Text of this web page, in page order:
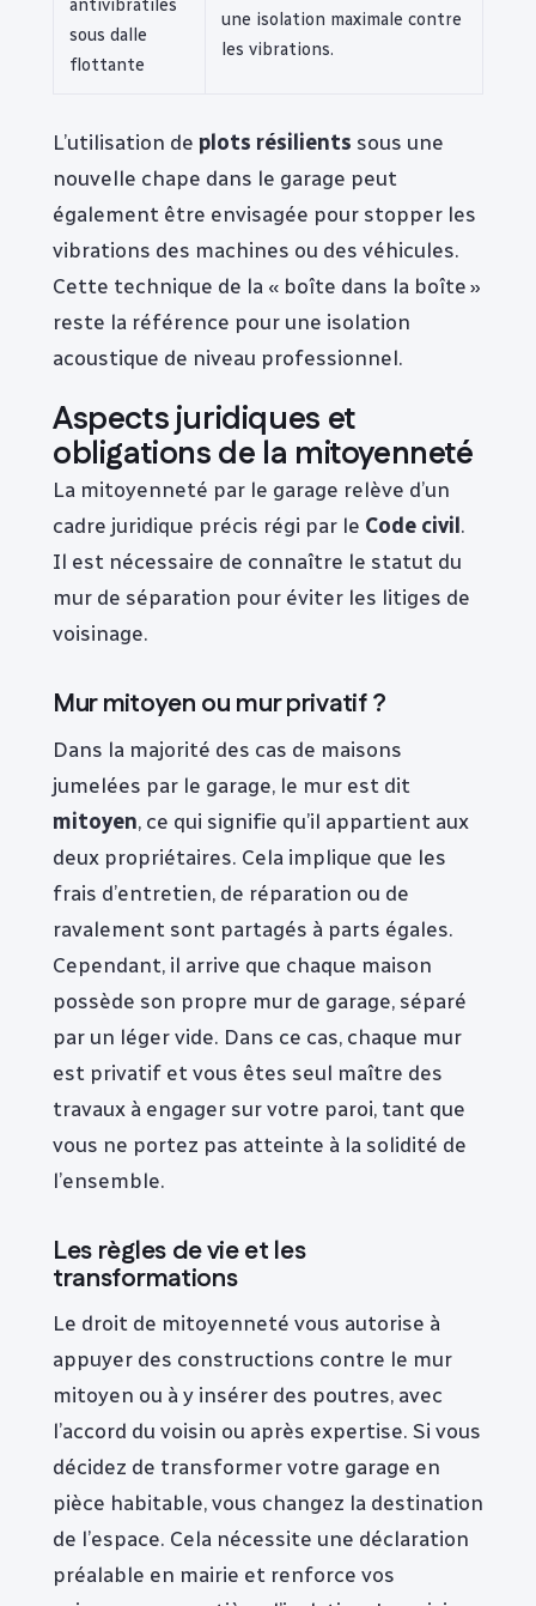
antivibratiles
sous dalle
flottante
une isolation maximale contre
les vibrations.
L’utilisation de plots résilients sous une
nouvelle chape dans le garage peut
également être envisagée pour stopper les
vibrations des machines ou des véhicules.
Cette technique de la « boîte dans la boîte »
reste la référence pour une isolation
acoustique de niveau professionnel.
Aspects juridiques et
obligations de la mitoyenneté
La mitoyenneté par le garage relève d’un
cadre juridique précis régi par le Code civil.
Il est nécessaire de connaître le statut du
mur de séparation pour éviter les litiges de
voisinage.
Mur mitoyen ou mur privatif ?
Dans la majorité des cas de maisons
jumelées par le garage, le mur est dit
mitoyen, ce qui signifie qu’il appartient aux
deux propriétaires. Cela implique que les
frais d’entretien, de réparation ou de
ravalement sont partagés à parts égales.
Cependant, il arrive que chaque maison
possède son propre mur de garage, séparé
par un léger vide. Dans ce cas, chaque mur
est privatif et vous êtes seul maître des
travaux à engager sur votre paroi, tant que
vous ne portez pas atteinte à la solidité de
l’ensemble.
Les règles de vie et les
transformations
Le droit de mitoyenneté vous autorise à
appuyer des constructions contre le mur
mitoyen ou à y insérer des poutres, avec
l’accord du voisin ou après expertise. Si vous
décidez de transformer votre garage en
pièce habitable, vous changez la destination
de l’espace. Cela nécessite une déclaration
préalable en mairie et renforce vos